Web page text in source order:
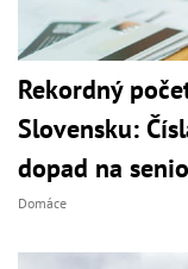
Rekordný
Slovensku:
dopad na
Domáce